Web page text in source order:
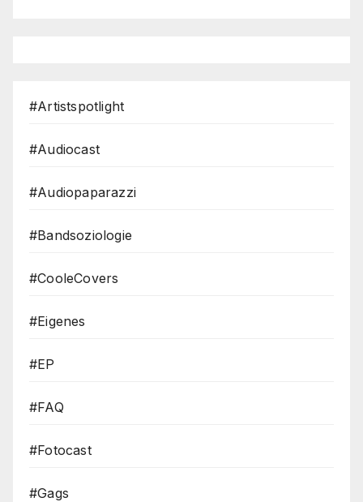
#Artistspotlight
#Audiocast
#Audiopaparazzi
#Bandsoziologie
#CooleCovers
#Eigenes
#EP
#FAQ
#Fotocast
#Gags